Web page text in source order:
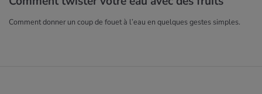
Comment donner un coup de fouet à l’eau en quelques gestes simples.